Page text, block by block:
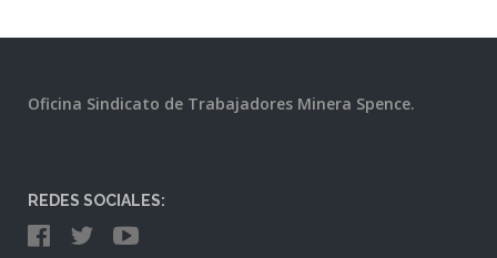
Oficina Sindicato de Trabajadores Minera Spence.
REDES SOCIALES: